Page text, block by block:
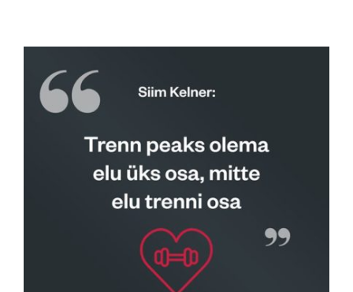
Instagram photos section